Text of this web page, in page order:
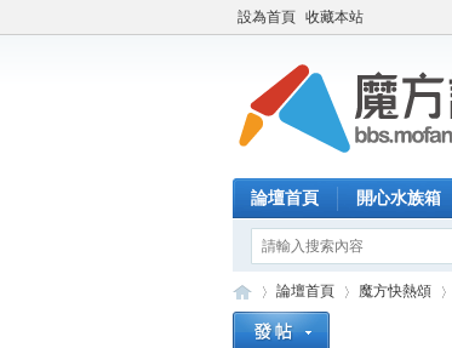
設為首頁 收藏本站
論壇首頁 開心水族箱
論壇首頁 魔方快熱頌